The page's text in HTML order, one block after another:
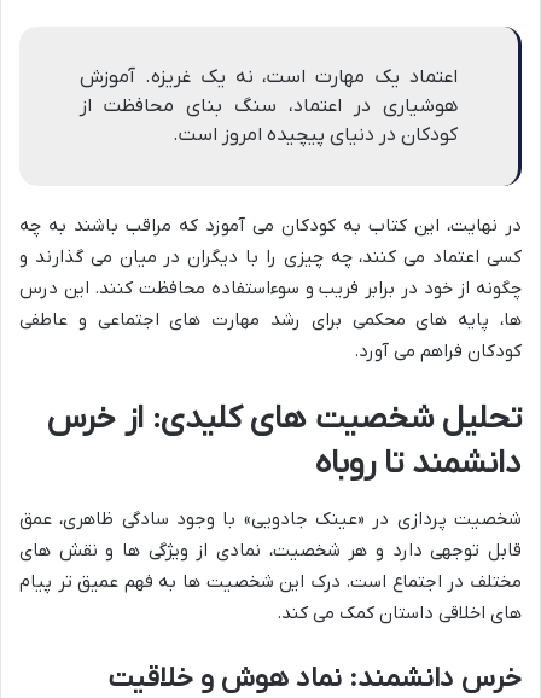
اعتماد یک مهارت است، نه یک غریزه. آموزش
هوشیاری در اعتماد، سنگ بنای محافظت از
کودکان در دنیای پیچیده امروز است.
در نهایت، این کتاب به کودکان می آموزد که مراقب باشند به چه
کسی اعتماد می کنند، چه چیزی را با دیگران در میان می گذارند و
چگونه از خود در برابر فریب و سوءاستفاده محافظت کنند. این درس
ها، پایه های محکمی برای رشد مهارت های اجتماعی و عاطفی
کودکان فراهم می آورد.
تحلیل شخصیت های کلیدی: از خرس
دانشمند تا روباه
شخصیت پردازی در «عینک جادویی» با وجود سادگی ظاهری، عمق
قابل توجهی دارد و هر شخصیت، نمادی از ویژگی ها و نقش های
مختلف در اجتماع است. درک این شخصیت ها به فهم عمیق تر پیام
های اخلاقی داستان کمک می کند.
خرس دانشمند: نماد هوش و خلاقیت